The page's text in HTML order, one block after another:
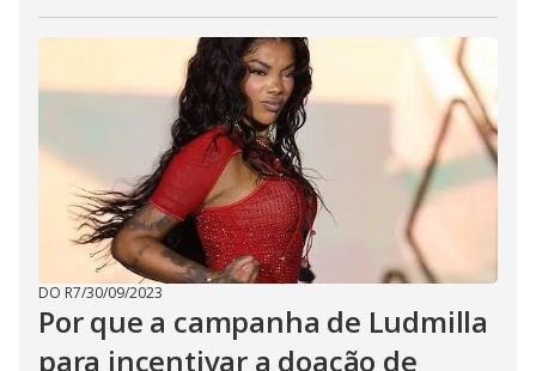
DO R7/30/09/2023
Por que a campanha de Ludmilla
para incentivar a doação de